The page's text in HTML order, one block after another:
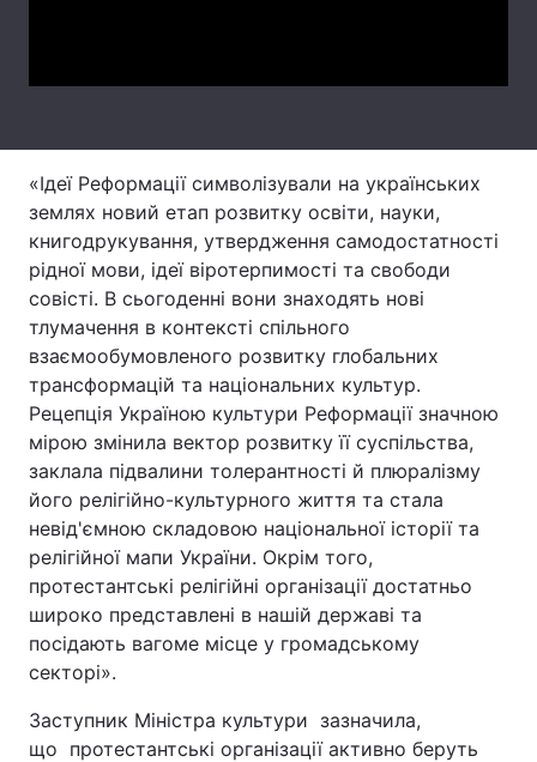
Послуги
Тема оформлення
«Ідеї Реформації символізували на українських
землях новий етап розвитку освіти, науки,
книгодрукування, утвердження самодостатності
рідної мови, ідеї віротерпимості та свободи
совісті. В сьогоденні вони знаходять нові
тлумачення в контексті спільного
взаємообумовленого розвитку глобальних
трансформацій та національних культур.
Рецепція Україною культури Реформації значною
мірою змінила вектор розвитку її суспільства,
заклала підвалини толерантності й плюралізму
його релігійно-культурного життя та стала
невід'ємною складовою національної історії та
релігійної мапи України. Окрім того,
протестантські релігійні організації достатньо
широко представлені в нашій державі та
посідають вагоме місце у громадському
секторі».
Заступник Міністра культури зазначила,
що протестантські організації активно беруть